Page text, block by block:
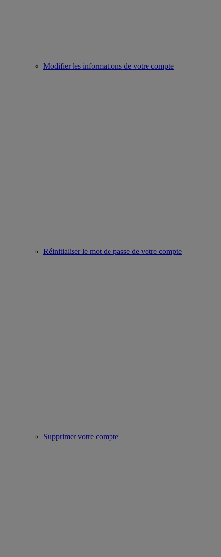
Modifier les informations de votre compte
Réinitialiser le mot de passe de votre compte
Supprimer votre compte